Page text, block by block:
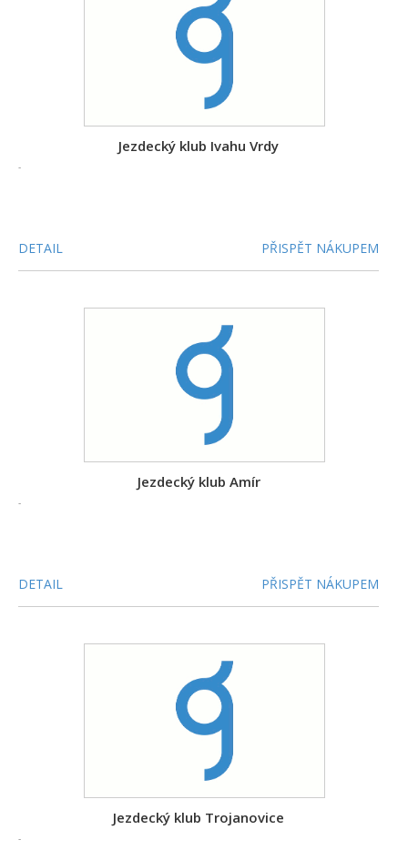
Jezdecký klub Ivahu Vrdy
-
DETAIL PŘISPĚT NÁKUPEM
Jezdecký klub Amír
-
DETAIL PŘISPĚT NÁKUPEM
Jezdecký klub Trojanovice
-